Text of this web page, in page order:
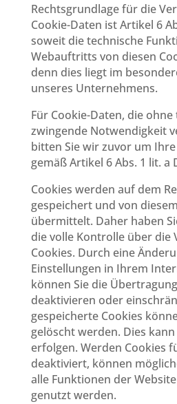
Rechtsgrundlage für die
Cookie-Daten ist Artikel 6
soweit die technische
Webauftritts von diesen
denn dies liegt im
unseres Unternehmens.
Für Cookie-Daten, die ohne
zwingende Notwendigkeit
bitten Sie wir zuvor um
gemäß Artikel 6 Abs. 1 lit. a
Cookies werden auf dem
gespeichert und von
übermittelt. Daher haben
die volle Kontrolle über die
Cookies. Durch eine
Einstellungen in Ihrem
können Sie die
deaktivieren oder
gespeicherte Cookies
gelöscht werden. Dies
erfolgen. Werden Cookies
deaktiviert, können
alle Funktionen der
genutzt werden.